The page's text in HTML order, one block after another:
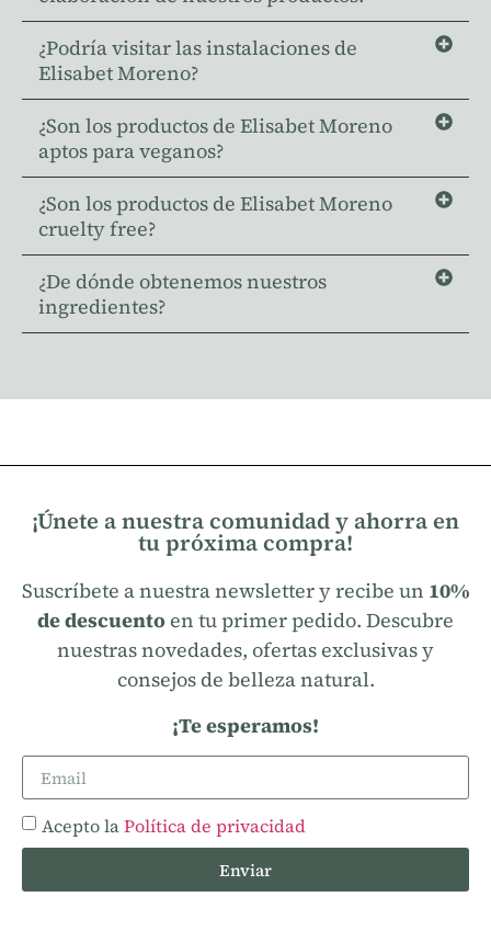
¿Podría visitar las instalaciones de
Elisabet Moreno?
¿Son los productos de Elisabet Moreno
aptos para veganos?
¿Son los productos de Elisabet Moreno
cruelty free?
¿De dónde obtenemos nuestros
ingredientes?
¡Únete a nuestra comunidad y ahorra en
tu próxima compra!
Suscríbete a nuestra newsletter y recibe un 10%
de descuento en tu primer pedido. Descubre
nuestras novedades, ofertas exclusivas y
consejos de belleza natural.
¡Te esperamos!
Acepto laPolítica de privacidad
Enviar